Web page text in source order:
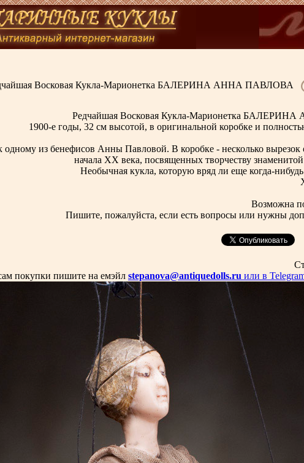
Восковая Кукла-Марионетка БАЛЕРИНА АННА ПАВЛОВА
Редчайшая Восковая Кукла-Марионетка
1900-е годы, 32 см высотой, в оригинальной коробке и
из бенефисов Анны Павловой. В коробке - несколько вырезок
начала ХХ века, посвященных творчеству
Необычная кукла, которую вряд ли еще когда-
Возможна
Пишите, пожалуйста, если есть вопросы или нужны
покупки пишите на емэйл stepanova@antiquedolls.ru или в